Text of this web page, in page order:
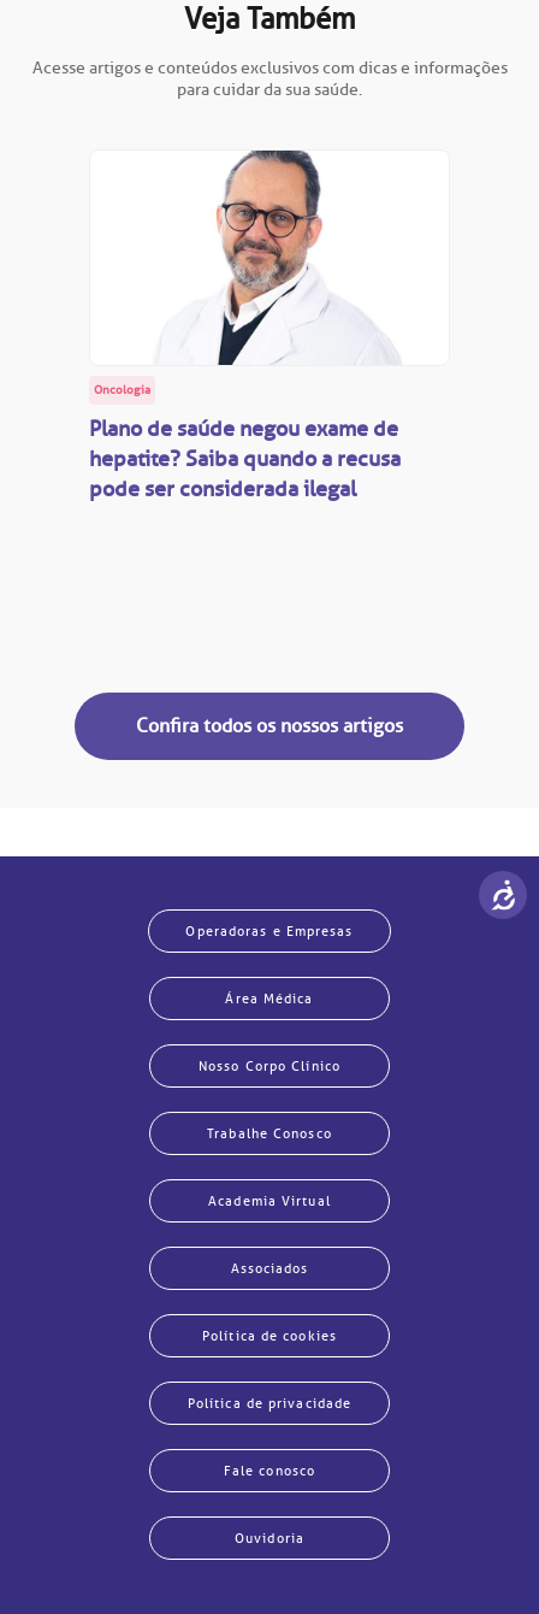
Veja Também
Acesse artigos e conteúdos exclusivos com dicas e informações
para cuidar da sua saúde.
Oncologia
Plano de saúde negou exame de
hepatite? Saiba quando a recusa
pode ser considerada ilegal
Confira todos os nossos artigos
Operadoras e Empresas
Área Médica
Nosso Corpo Clínico
Trabalhe Conosco
Academia Virtual
Associados
Política de cookies
Política de privacidade
Fale conosco
Ouvidoria